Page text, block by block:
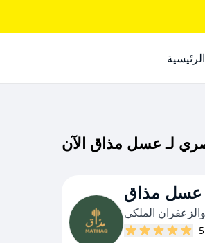
الرئيسية
عسل مذاق
الملكي